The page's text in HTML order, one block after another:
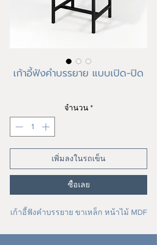
เก้าอี้ฟังคำบรรยาย แบบเปิด-ปิด
จำนวน *
เพิ่มลงในรถเข็น
ซื้อเลย
เก้าอี้ฟังคำบรรยาย ขาเหล็ก หน้าไม้ MDF